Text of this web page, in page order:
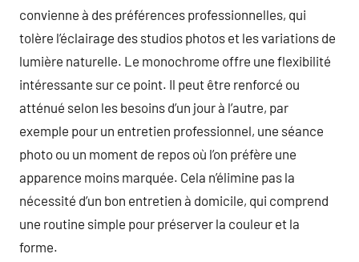
convienne à des préférences professionnelles, qui
tolère l’éclairage des studios photos et les variations de
lumière naturelle. Le monochrome offre une flexibilité
intéressante sur ce point. Il peut être renforcé ou
atténué selon les besoins d’un jour à l’autre, par
exemple pour un entretien professionnel, une séance
photo ou un moment de repos où l’on préfère une
apparence moins marquée. Cela n’élimine pas la
nécessité d’un bon entretien à domicile, qui comprend
une routine simple pour préserver la couleur et la
forme.